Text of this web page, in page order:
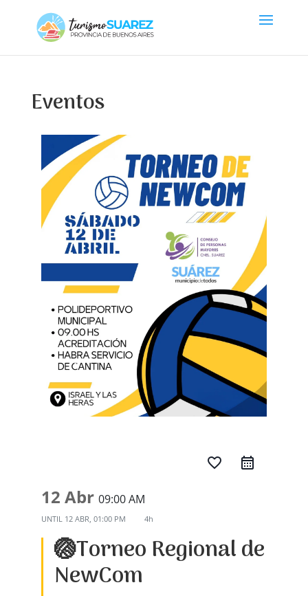
Eventos
favorite_border
12 Abr 09:00 AM
UNTIL 12 ABR, 01:00 PM 4h
🏐Torneo Regional de
NewCom